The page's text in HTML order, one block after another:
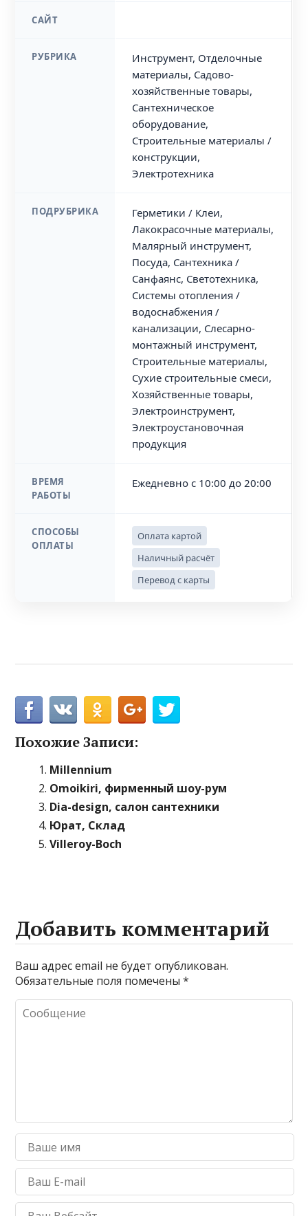
САЙТ
РУБРИКА
Инструмент, Отделочные
материалы, Садово-
хозяйственные товары,
Сантехническое
оборудование,
Строительные материалы /
конструкции,
Электротехника
ПОДРУБРИКА
Герметики / Клеи,
Лакокрасочные материалы,
Малярный инструмент,
Посуда, Сантехника /
Санфаянс, Светотехника,
Системы отопления /
водоснабжения /
канализации, Слесарно-
монтажный инструмент,
Строительные материалы,
Сухие строительные смеси,
Хозяйственные товары,
Электроинструмент,
Электроустановочная
продукция
ВРЕМЯ
РАБОТЫ
Ежедневно с 10:00 до 20:00
СПОСОБЫ
ОПЛАТЫ
Оплата картой
Наличный расчёт
Перевод с карты
Похожие Записи:
Millennium
Omoikiri, фирменный шоу-рум
Dia-design, салон сантехники
Юрат, Склад
Villeroy-Boch
Добавить комментарий
Ваш адрес email не будет опубликован.
Обязательные поля помечены*